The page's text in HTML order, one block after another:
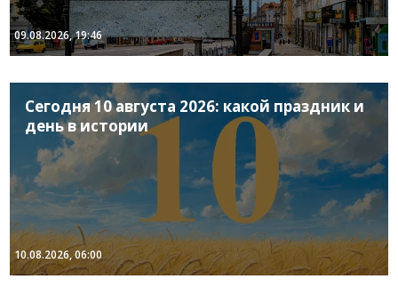
09.08.2026, 19:46
Сегодня 10 августа 2026: какой праздник и
день в истории
10.08.2026, 06:00